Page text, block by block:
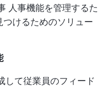
人事機能を管理するた
けるためのソリュー
して従業員のフィード